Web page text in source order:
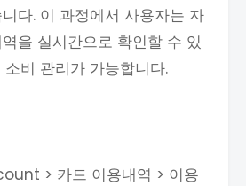
다. 이 과정에서 사용자는 자
을 실시간으로 확인할 수 있
비 관리가 가능합니다.
> 카드 이용내역 > 이용